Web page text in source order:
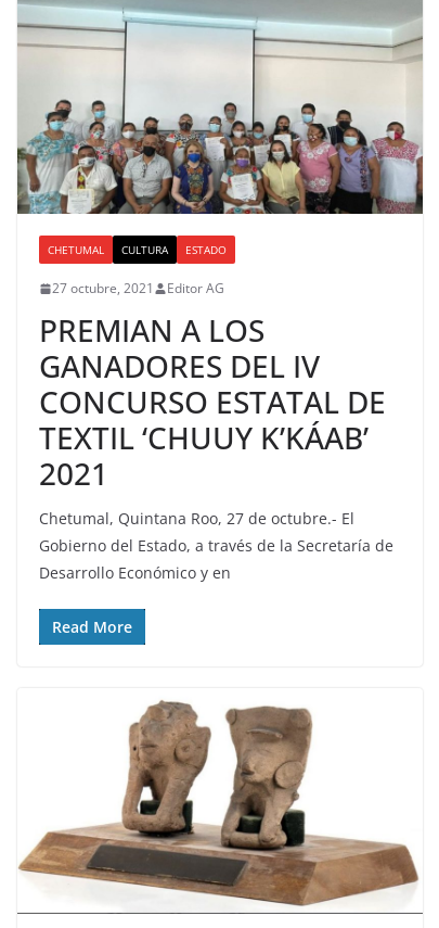
CHETUMAL CULTURA ESTADO
27 octubre, 2021 Editor AG
PREMIAN A LOS
GANADORES DEL IV
CONCURSO ESTATAL DE
TEXTIL ‘CHUUY K’KÁAB’
2021
Chetumal, Quintana Roo, 27 de octubre.- El
Gobierno del Estado, a través de la Secretaría de
Desarrollo Económico y en
Read More